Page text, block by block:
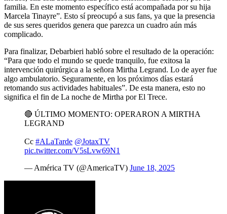
familia. En este momento específico está acompañada por su hija
Marcela Tinayre”. Esto sí preocupó a sus fans, ya que la presencia
de sus seres queridos genera que parezca un cuadro aún más
complicado.
Para finalizar, Debarbieri habló sobre el resultado de la operación:
“Para que todo el mundo se quede tranquilo, fue exitosa la
intervención quirúrgica a la señora Mirtha Legrand. Lo de ayer fue
algo ambulatorio. Seguramente, en los próximos días estará
retomando sus actividades habituales”. De esta manera, esto no
significa el fin de La noche de Mirtha por El Trece.
🔴 ÚLTIMO MOMENTO: OPERARON A MIRTHA
LEGRAND
Cc #ALaTarde @JotaxTV
pic.twitter.com/V5sLvw69N1
— América TV (@AmericaTV) June 18, 2025